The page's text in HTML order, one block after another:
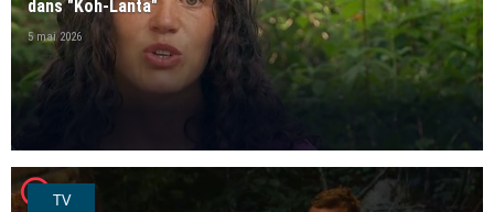
dans "Koh-Lanta"
5 mai 2026
player2TV